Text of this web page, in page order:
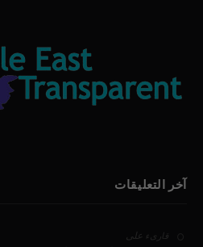
آخر التعليقات
قارىء على